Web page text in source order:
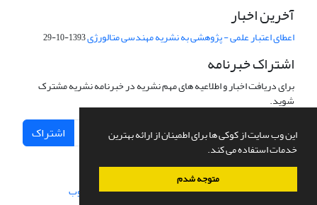
این وب سایت از کوکی ها برای اطمینان از ارائه بهترین
خدمات استفاده می کند.
متوجه شدم
آخرین اخبار
اعطای اعتبار علمی - پژوهشی به نشریه مهندسی متالورژی1393-10-29
اشتراک خبرنامه
برای دریافت اخبار و اطلاعیه های مهم نشریه در خبرنامه نشریه مشترک
شوید.
اشتراک
سامانه مدیریت نشریات علمی.طراحی و پیاده سازی از سیناوب